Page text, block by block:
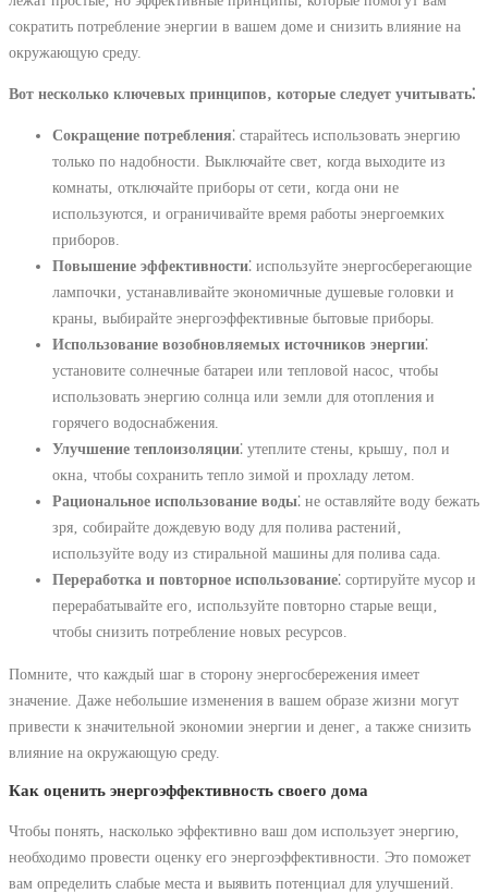
сократить потребление энергии в вашем доме и снизить влияние на
окружающую среду.
Вот несколько ключевых принципов‚ которые следует учитывать⁚
Сокращение потребления⁚ старайтесь использовать энергию
только по надобности. Выключайте свет‚ когда выходите из
комнаты‚ отключайте приборы от сети‚ когда они не
используются‚ и ограничивайте время работы энергоемких
приборов.
Повышение эффективности⁚ используйте энергосберегающие
лампочки‚ устанавливайте экономичные душевые головки и
краны‚ выбирайте энергоэффективные бытовые приборы.
Использование возобновляемых источников энергии⁚
установите солнечные батареи или тепловой насос‚ чтобы
использовать энергию солнца или земли для отопления и
горячего водоснабжения.
Улучшение теплоизоляции⁚ утеплите стены‚ крышу‚ пол и
окна‚ чтобы сохранить тепло зимой и прохладу летом.
Рациональное использование воды⁚ не оставляйте воду бежать
зря‚ собирайте дождевую воду для полива растений‚
используйте воду из стиральной машины для полива сада.
Переработка и повторное использование⁚ сортируйте мусор и
перерабатывайте его‚ используйте повторно старые вещи‚
чтобы снизить потребление новых ресурсов.
Помните‚ что каждый шаг в сторону энергосбережения имеет
значение. Даже небольшие изменения в вашем образе жизни могут
привести к значительной экономии энергии и денег‚ а также снизить
влияние на окружающую среду.
Как оценить энергоэффективность своего дома
Чтобы понять‚ насколько эффективно ваш дом использует энергию‚
необходимо провести оценку его энергоэффективности. Это поможет
вам определить слабые места и выявить потенциал для улучшений.